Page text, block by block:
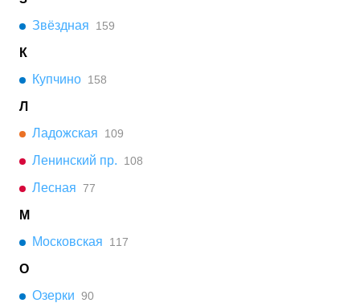
Звёздная
159
К
Купчино 158
Л
Ладожская
109
Ленинский пр. 108
Лесная 77
М
Московская
117
О
Озерки 90